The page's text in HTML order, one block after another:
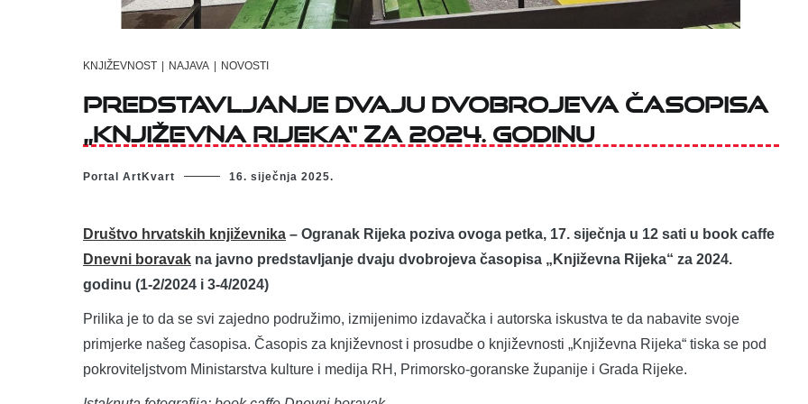
KNJIŽEVNOST NAJAVA NOVOSTI
Predstavljanje dvaju dvobrojeva časopisa
„Književna Rijeka“ za 2024. godinu
Portal ArtKvart 16. siječnja 2025.
Društvo hrvatskih književnika – Ogranak Rijeka poziva ovoga petka, 17. siječnja u 12 sati u book caffe
Dnevni boravak na javno predstavljanje dvaju dvobrojeva časopisa „Književna Rijeka“ za 2024.
godinu (1-2/2024 i 3-4/2024)
Prilika je to da se svi zajedno podružimo, izmijenimo izdavačka i autorska iskustva te da nabavite svoje
primjerke našeg časopisa. Časopis za književnost i prosudbe o književnosti „Književna Rijeka“ tiska se pod
pokroviteljstvom Ministarstva kulture i medija RH, Primorsko-goranske županije i Grada Rijeke.